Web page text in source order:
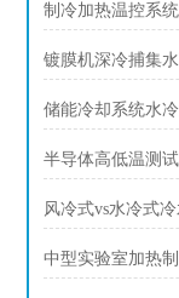
制冷加热温控系
镀膜机深冷捕集
储能冷却系统水
半导体高低温测
风冷式vs水冷式
中型实验室加热